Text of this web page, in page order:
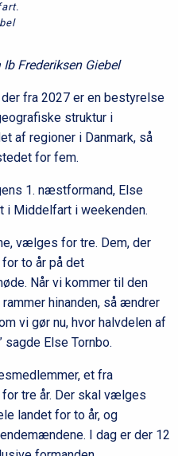
Frederiksen Giebel
fra 2027 er en bestyrelse
struktur i
af regioner i Danmark, så
for fem.
1. næstformand, Else
i Middelfart i weekenden.
vælges for tre. Dem, der
to år på det
Når vi kommer til den
hinanden, så ændrer
vi gør nu, hvor halvdelen af
sagde Else Tornbo.
et fra
for tre år. Der skal vælges
landet for to år, og
I dag er der 12